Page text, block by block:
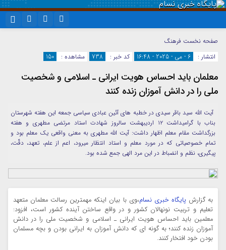
اینستاگرام
سروش
ایتا
آپارات
واتساپ
نام کاربری یا نشانی ایمیل
رمز عبور
مرا به خاطر بسپار
صفحه نخست فرهنگ
انتشار :
6 - می - 2025 - 16:48 کد خبر : 738 مشاهده : 150
معلمان باید احساس هویت ایرانی ـ اسلامی و شخصیت
ملی را در دانش آموزان زنده کنند
آیت الله سید باقر سیدی در خطبه های آئین عبادی سیاسی جمعه این هفته شهرستان
بناب با گرامیداشت ۱۲ اردیبهشت سالروز شهادت استاد مرتضی مطهری و هفته
بزرگداشت مقام معلم اظهار داشت: آیت الله مطهری به معنی واقعی یک معلم بود و
تمام خصوصیاتی که در مورد معلم و استاد انتظار میرود، اعم از علم، تعهد، دقّت،
پیگیری، نظم و انضباط در این مرد الهی جمع شده بود.
به گزارش پایگاه خبری نسام،وی با بیان اینکه مهمترین رسالت معلمان متعهد
تعلیم و تربیت نونهالان کشور و در واقع ساختن آینده کشور است، افزود:
معلمین باید احساس هویت ایرانی ـ اسلامی و شخصیت ملی را در دانش
آموزان زنده کنند؛ به گونه ای که دانش آموزان به ایرانی بودن و بچه مسلمان
بودن خود افتخار کنند.